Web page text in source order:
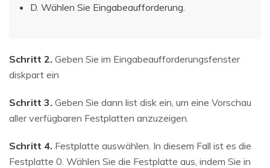
D. Wählen Sie Eingabeaufforderung.
Schritt 2. Geben Sie im Eingabeaufforderungsfenster
diskpart ein
Schritt 3. Geben Sie dann list disk ein, um eine Vorschau
aller verfügbaren Festplatten anzuzeigen.
Schritt 4. Festplatte auswählen. In diesem Fall ist es die
Festplatte 0. Wählen Sie die Festplatte aus, indem Sie in